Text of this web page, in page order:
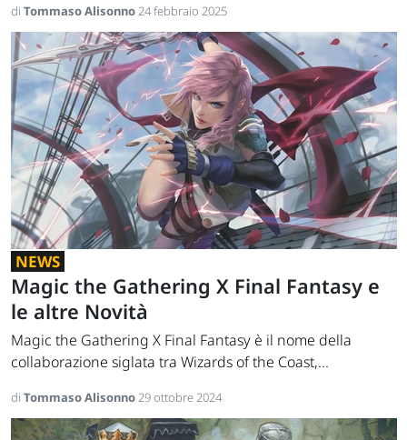
di Tommaso Alisonno24 febbraio 2025
NEWS
Magic the Gathering X Final Fantasy e
le altre Novità
Magic the Gathering X Final Fantasy è il nome della
collaborazione siglata tra Wizards of the Coast,...
di Tommaso Alisonno29 ottobre 2024